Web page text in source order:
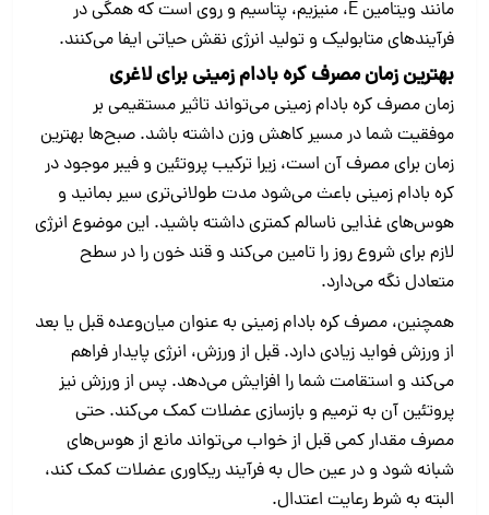
مانند ویتامین E، منیزیم، پتاسیم و روی است که همگی در
فرآیندهای متابولیک و تولید انرژی نقش حیاتی ایفا می‌کنند.
بهترین زمان مصرف کره بادام‌ زمینی برای لاغری
زمان مصرف کره بادام‌ زمینی می‌تواند تاثیر مستقیمی بر
موفقیت شما در مسیر کاهش وزن داشته باشد. صبح‌ها بهترین
زمان برای مصرف آن است، زیرا ترکیب پروتئین و فیبر موجود در
کره بادام‌ زمینی باعث می‌شود مدت طولانی‌تری سیر بمانید و
هوس‌های غذایی ناسالم کمتری داشته باشید. این موضوع انرژی
لازم برای شروع روز را تامین می‌کند و قند خون را در سطح
متعادل نگه می‌دارد.
همچنین، مصرف کره بادام‌ زمینی به عنوان میان‌وعده قبل یا بعد
از ورزش فواید زیادی دارد. قبل از ورزش، انرژی پایدار فراهم
می‌کند و استقامت شما را افزایش می‌دهد. پس از ورزش نیز
پروتئین آن به ترمیم و بازسازی عضلات کمک می‌کند. حتی
مصرف مقدار کمی قبل از خواب می‌تواند مانع از هوس‌های
شبانه شود و در عین حال به فرآیند ریکاوری عضلات کمک کند،
البته به شرط رعایت اعتدال.